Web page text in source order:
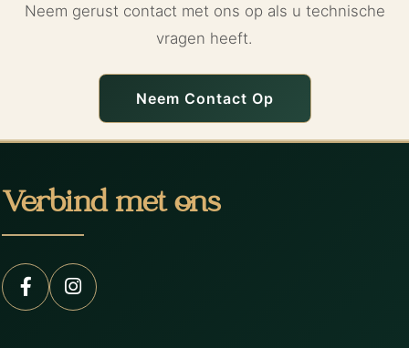
Neem gerust contact met ons op als u technische
vragen heeft.
Neem Contact Op
Verbind met ons